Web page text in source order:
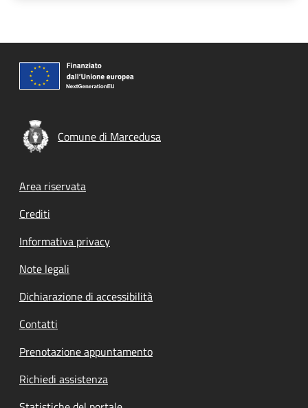
Comune di Marcedusa
Footer menu
Area riservata
Crediti
Informativa privacy
Note legali
Dichiarazione di accessibilità
Contatti
Prenotazione appuntamento
Richiedi assistenza